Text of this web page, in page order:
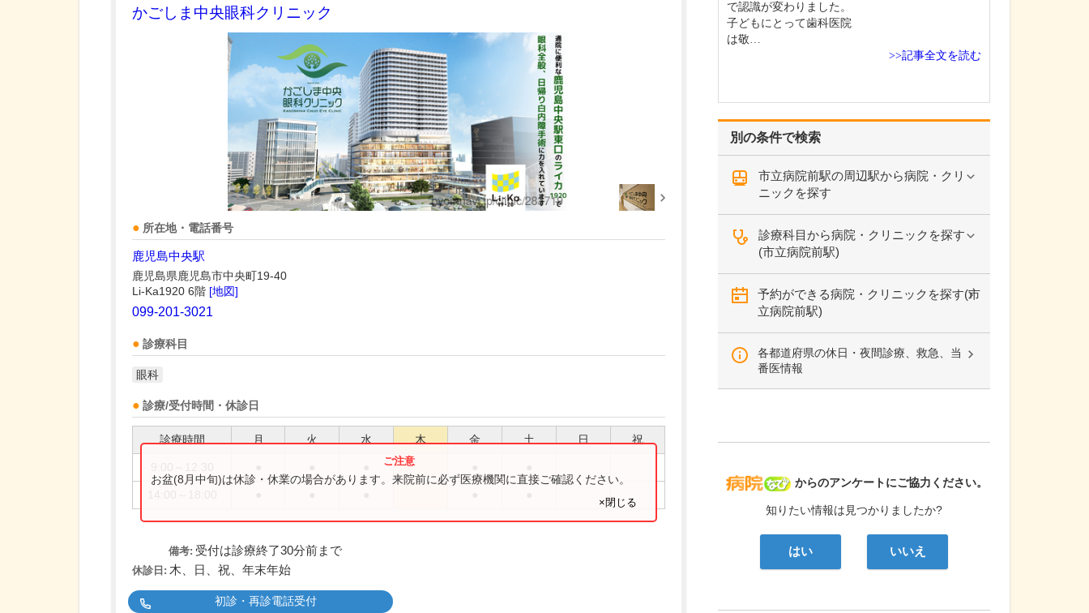
かごしま中央眼科クリニック
所在地・電話番号
鹿児島中央駅
鹿児島県鹿児島市中央町19-40
Li-Ka1920 6階 [地図]
099-201-3021
診療科目
眼科
診療/受付時間・休診日
診療時間 月 火 水 木 金 土 日 祝
お盆(8月中旬)は休診・休業の場合があります。来院前に必ず医療機関に直接ご確認ください。
×閉じる
備考: 受付は診療終了30分前まで
休診日: 木、日、祝、年末年始
初診・再診電話受付
別の条件で検索
市立病院前駅の周辺駅から病院・クリ
ニックを探す
診療科目から病院・クリニックを探す
(市立病院前駅)
予約ができる病院・クリニックを探す(市
立病院前駅)
各都道府県の休日・夜間診療、救急、当
番医情報
病院なび
からのアンケートにご協力ください。
知りたい情報は見つかりましたか?
はい いいえ
で認識が変わりました。
子どもにとって歯科医院
は敬…
>>記事全文を読む
性・沈査)など、診断…